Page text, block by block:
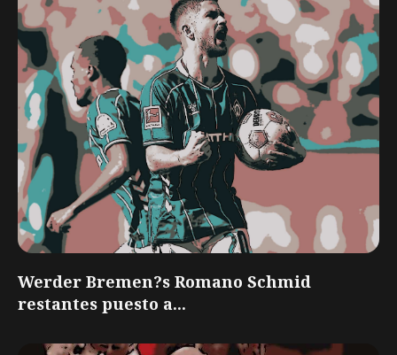
Werder Bremen?s Romano Schmid
restantes puesto a...